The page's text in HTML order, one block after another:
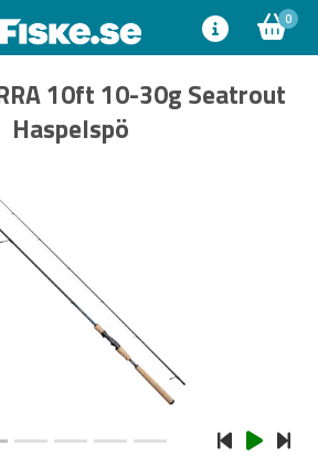
0
10ft 10-30g Seatrout
Haspelspö